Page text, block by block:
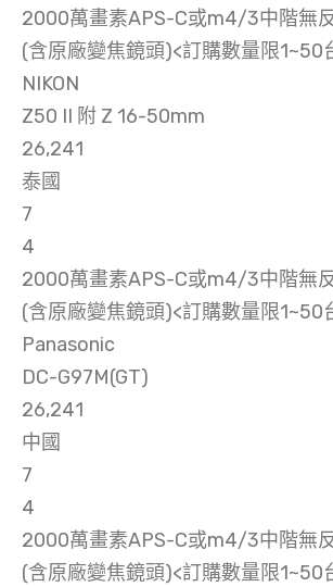
2000萬畫素APS-C或m4/3中階無
(含原廠變焦鏡頭)<訂購數量限1~50
NIKON
Z50 II 附 Z 16-50mm
26,241
泰國
7
4
2000萬畫素APS-C或m4/3中階無
(含原廠變焦鏡頭)<訂購數量限1~50
Panasonic
DC-G97M(GT)
26,241
中國
7
4
2000萬畫素APS-C或m4/3中階無
(含原廠變焦鏡頭)<訂購數量限1~50